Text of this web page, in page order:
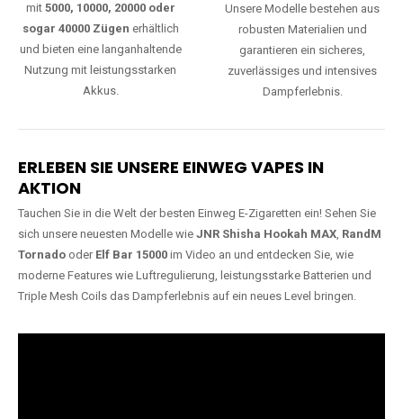
mit 5000, 10000, 20000 oder
sogar 40000 Zügen erhältlich
und bieten eine langanhaltende
Nutzung mit leistungsstarken
Akkus.
Unsere Modelle bestehen aus
robusten Materialien und
garantieren ein sicheres,
zuverlässiges und intensives
Dampferlebnis.
ERLEBEN SIE UNSERE EINWEG VAPES IN
AKTION
Tauchen Sie in die Welt der besten Einweg E-Zigaretten ein! Sehen Sie
sich unsere neuesten Modelle wie JNR Shisha Hookah MAX, RandM
Tornado oder Elf Bar 15000 im Video an und entdecken Sie, wie
moderne Features wie Luftregulierung, leistungsstarke Batterien und
Triple Mesh Coils das Dampferlebnis auf ein neues Level bringen.